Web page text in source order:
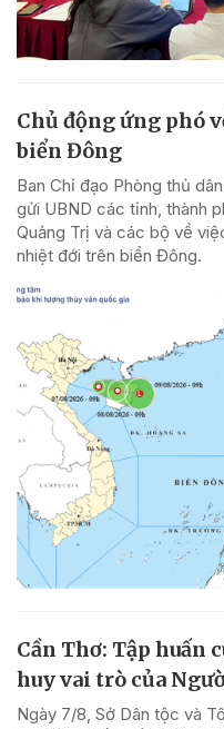
Chủ động ứng phó
biển Đông
Ban Chỉ đạo Phòng thủ
gửi UBND các tỉnh, thành
Quảng Trị và các bộ về
nhiệt đới trên biển Đông.
Cần Thơ: Tập huấn
huy vai trò của
Ngày 7/8, Sở Dân tộc và